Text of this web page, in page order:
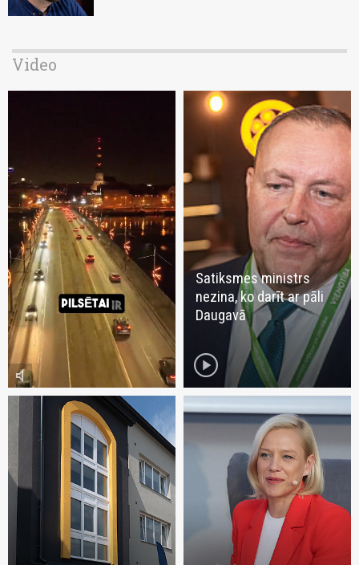
Video
volume_mute
Satiksmes ministrs
nezina, ko darīt ar pāli
Daugavā
play_circle